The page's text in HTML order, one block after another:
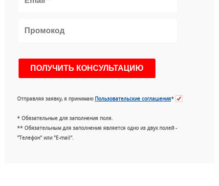
Отправляя заявку, я принимаю Пользовательские соглашения*
* Обязательные для заполнения поля.
** Обязательным для заполнения является одно из двух полей -
"Телефон" или "E-mail".